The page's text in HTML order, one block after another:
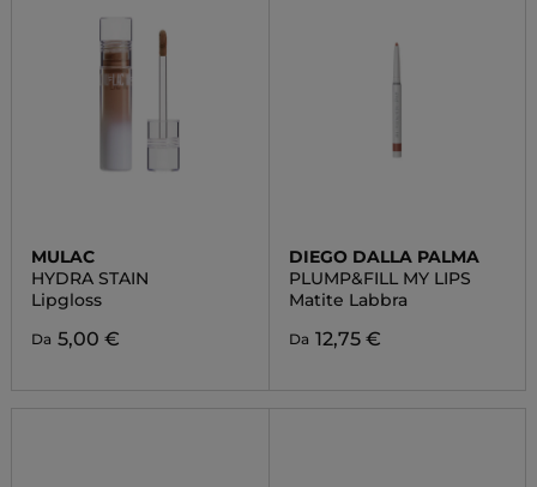
MULAC
HYDRA STAIN
Lipgloss
Da 5,00 €
DIEGO DALLA PALMA
PLUMP&FILL MY LIPS
Matite Labbra
Da 12,75 €